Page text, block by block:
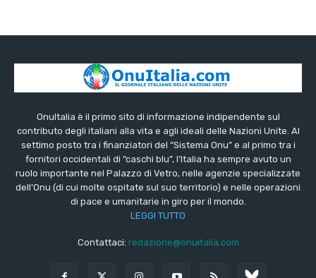
OnuItalia è il primo sito di informazione indipendente sul
contributo degli italiani alla vita e agli ideali delle Nazioni Unite. Al
settimo posto tra i finanziatori del “Sistema Onu” e al primo tra i
fornitori occidentali di “caschi blu”, l’Italia ha sempre avuto un
ruolo importante nel Palazzo di Vetro, nelle agenzie specializzate
dell’Onu (di cui molte ospitate sul suo territorio) e nelle operazioni
di pace e umanitarie in giro per il mondo.
LEGGI TUTTO
Contattaci: redazione@onuitalia.com